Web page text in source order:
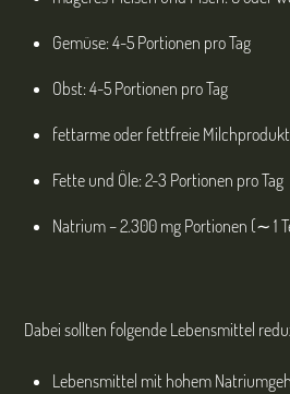
Gemüse: 4-5 Portionen pro Tag
Obst: 4-5 Portionen pro Tag
fettarme oder fettfreie
Fette und Öle: 2-3 Portionen pro Tag
Natrium – 2.300 mg Portionen (∼ 1
Dabei sollten folgende Lebensmittel
Lebensmittel mit hohem